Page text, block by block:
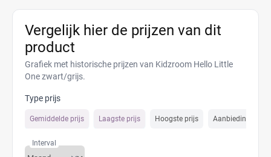
Vergelijk hier de prijzen van dit
product
Grafiek met historische prijzen van Kidzroom Hello Little
One zwart/grijs.
Type prijs
Gemiddelde prijs Laagste prijs Hoogste prijs Aanbiedings prijs
Interval